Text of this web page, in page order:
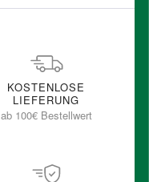
KOSTENLOSE
LIEFERUNG
ab 100€ Bestellwert